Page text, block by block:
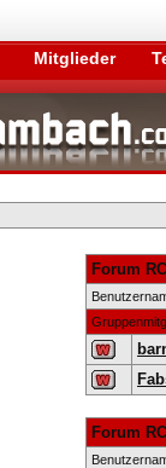
Mitglieder
Forum
Forum